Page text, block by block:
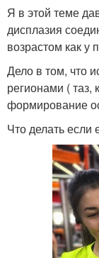
Я в этой теме
дисплазия
возрастом как у
Дело в том, что
регионами ( таз,
формирование
Что делать если